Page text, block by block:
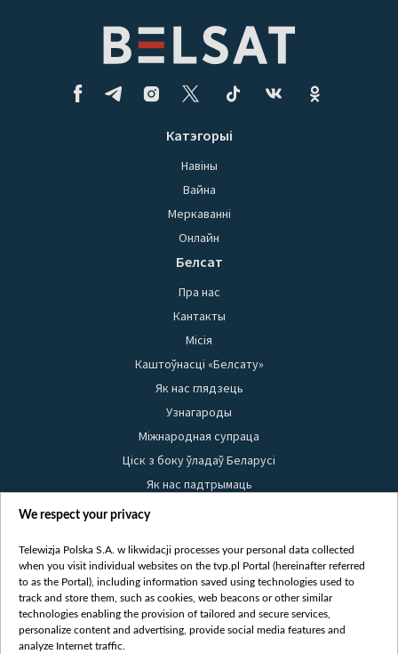
Катэгорыі
Навіны
Вайна
Меркаванні
Онлайн
Белсат
Пра нас
Кантакты
Місія
Каштоўнасці «Белсату»
Як нас глядзець
Узнагароды
Міжнародная супраца
Ціск з боку ўладаў Беларусі
Як нас падтрымаць
Правілы выкарыстання матэрыялаў
Бяспека
Youtube
Белсат news
Белсат Shorts
We respect your privacy
Telewizja Polska S.A. w likwidacji processes your personal data collected
when you visit individual websites on the tvp.pl Portal (hereinafter referred
to as the Portal), including information saved using technologies used to
track and store them, such as cookies, web beacons or other similar
technologies enabling the provision of tailored and secure services,
personalize content and advertising, provide social media features and
analyze Internet traffic.